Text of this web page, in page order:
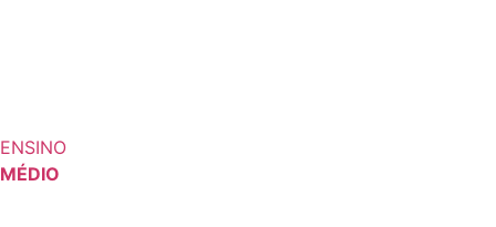
ENSINO
MÉDIO